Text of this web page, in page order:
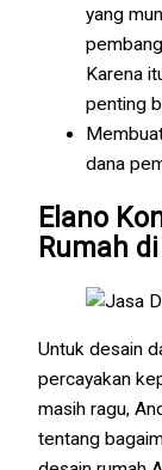
yang
Karena
penting
dana
Elano
Rumah
Untuk desain
percayakan
masih ragu,
tentang